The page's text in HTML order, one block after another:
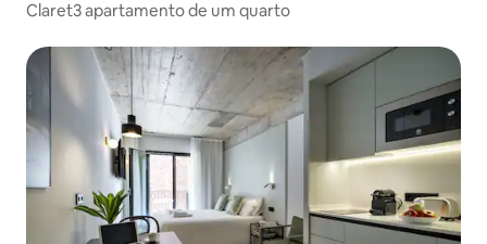
Claret3 apartamento de um quarto